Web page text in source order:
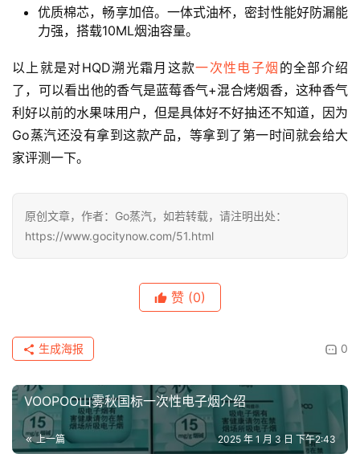
优质棉芯，畅享加倍。一体式油杯，密封性能好防漏能
力强，搭载10ML烟油容量。
以上就是对HQD溯光霜月这款一次性电子烟 的全部介绍
了，可以看出他的香气是蓝莓香气+混合烤烟香，这种香气
利好以前的水果味用户，但是具体好不好抽还不知道，因为
Go蒸汽还没有拿到这款产品，等拿到了第一时间就会给大
家评测一下。
原创文章，作者：Go蒸汽，如若转载，请注明出处：
https://www.gocitynow.com/51.html
赞 (0)
0
生成海报
VOOPOO山雾秋国标一次性电子烟介绍
上一篇 2025 年 1 月 3 日 下午2:43